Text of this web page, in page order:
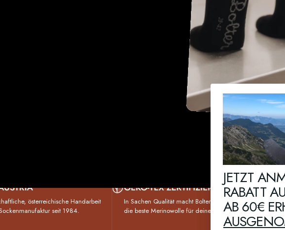
österreichische Handarbeit
seit 1984.
OEKO-TEX ZERTIFIZIERT
In Sachen Qualität macht Bolter keine Abstriche. Nur
die beste Merinowolle für deine Füße!
JETZT
RABATT
AB 60€